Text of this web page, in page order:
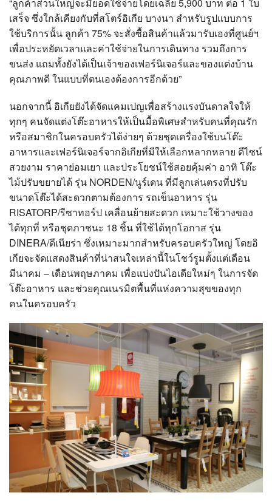
“ลูกค้าส่วนใหญ่จะมียอดใช้จ่ายโดยเฉลี่ย 5,900 บาท ต่อ 1 ใบ
เสร็จ ซึ่งใกล้เคียงกับที่สโตร์อิเกีย บางนา สำหรับรูปแบบการ
ใช้บริการนั้น ลูกค้า 75% จะสั่งซื้อสินค้าแล้วมารับเองที่ศูนย์ฯ
เพื่อประหยัดเวลาและค่าใช้จ่ายในการเดินทาง รวมถึงการ
ขนส่ง แถมทั้งยังได้เป็นเจ้าของเฟอร์นิเจอร์และของแต่งบ้าน
คุณภาพดี ในแบบที่ตนเองต้องการอีกด้วย”
นอกจากนี้ อิเกียยังได้จัดแคมเปญเพื่อสร้างแรงบันดาลใจให้
ทุกๆ คนจัดแต่งโต๊ะอาหารให้เป็นมื้อพิเศษสำหรับคนที่คุณรัก
หรือสมาชิกในครอบครัวได้ง่ายๆ ด้วยชุดเครื่องใช้บนโต๊ะ
อาหารและเฟอร์นิเจอร์จากอิเกียที่มีให้เลือกหลากหลาย ดีไซน์
สวยงาม ราคาย่อมเยา และประโยชน์ใช้สอยคุ้มค่า อาทิ โต๊ะ
ไม้ปรับขยายได้ รุ่น NORDEN/นูร์เดน ที่มีลูกเล่นตรงที่ปรับ
ขนาดโต๊ะได้สะดวกตามต้องการ รถเข็นอาหาร รุ่น
RISATORP/รีซาทอร์ป เคลื่อนย้ายสะดวก เหมาะใช้วางของ
ได้ทุกที่ หรือชุดภาชนะ 18 ชิ้น ที่ใช้ได้ทุกโอกาส รุ่น
DINERA/ดีเนียร่า ซึ่งเหมาะมากสำหรับครอบครัวใหญ่ โดยอิ
เกียจะจัดแสดงสินค้าที่น่าสนใจเหล่านี้ในโชว์รูมตั้งแต่เดือน
มีนาคม – เดือนพฤษภาคม เพื่อแบ่งปันไอเดียใหม่ๆ ในการจัด
โต๊ะอาหาร และช่วยคุณเนรมิตพื้นที่แห่งความสุขของทุก
คนในครอบครัว